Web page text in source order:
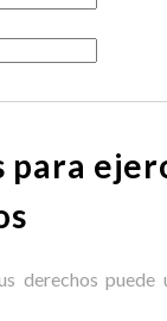
para
derechos